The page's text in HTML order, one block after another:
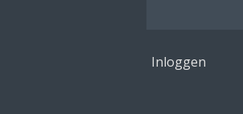
Inloggen